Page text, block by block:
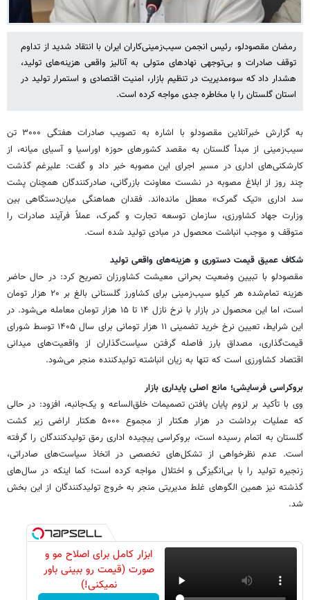
رمضان مقصودلو، رئیس انجمن سیب‌زمینی‌کاران ایران با انتقاد شدید از تداوم
توقف صادرات و بی‌توجهی نهادهای متولی به آنالیز واقعی هزینه‌های تولید،
هشدار داد که سوءمدیریت در تنظیم بازار، امنیت اقتصادی و استمرار تولید در
استان گلستان را با مخاطره جدی مواجه کرده است.
به گزارش خبرآنلاین مقصودلو با اشاره به تصویب صادرات هفتگی ۳۰۰۰ تن
سیب‌زمینی از مبدأ گلستان به مقصد کشورهای حوزه اوراسیا و آسیای میانه، از
کارشکنی‌های اداری در مسیر اجرای این مصوبه خبر داد و گفت: علیرغم گذشت
چند روز از ابلاغ مصوبه در نشست معاونت بازرگانی، صادرکنندگان همچنان پشت
سد اداری «تیک گمرک» معطل مانده‌اند. فقدان هماهنگی میان‌دستگاهی بین
وزارت جهاد کشاورزی، سازمان توسعه تجارت و گمرک، عملاً فرآیند صادرات را
متوقف و موجب انباشت محصول در مبادی تولید شده است.
شکاف عمیق قیمت دستوری و هزینه‌های واقعی تولید
مقصودلو با تبیین وضعیت بحرانی معیشت کشاورزان تصریح کرد: در حال حاضر
هزینه تمام‌شده هر کیلو سیب‌زمینی برای کشاورز گلستانی بالغ بر ۲۰ هزار تومان
است، اما این محصول در بازار با نرخ نازل ۱۴ تا ۱۵ هزار تومان معامله می‌شود. در
این شرایط، تعیین نرخ خرید تضمینی ۱۱ هزار تومانی برای سال ۱۴۰۵ توسط شورای
قیمت‌گذاری، مصداق بارز فاصله گرفتن سیاست‌گذاران از واقعیت‌های میدانی
اقتصاد کشاورزی است که تنها به زیان انباشته تولیدکننده منجر می‌شود.
بروکراسی فرسایشی؛ مانع اصلی پایداری بازار
وی با تأکید بر لزوم پایان یافتن تصمیمات خلق‌الساعه و یک‌جانبه، افزود: در حالی
که عملیات برداشت در هزار هکتار از مجموع ۵۰۰۰ هکتار اراضی زیر کشت
گلستان به اتمام رسیده است، بروکراسی پیچیده اداری رمق تولیدکنندگان را گرفته
است. عدم نظرخواهی از تشکل‌های تخصصی در اتخاذ سیاست‌های صادراتی،
زنجیره تولید را با بی‌انگیزگی و اختلال مواجه کرده است؛ کما اینکه در سال‌های
گذشته نیز همین الگوهای غلط مدیریتی منجر به خروج تولیدکنندگان از این بخش
شد.
ابزار کامل برای اصلاح مو و
صورت (قیمت رو ببینی باور
نمیکنی!)